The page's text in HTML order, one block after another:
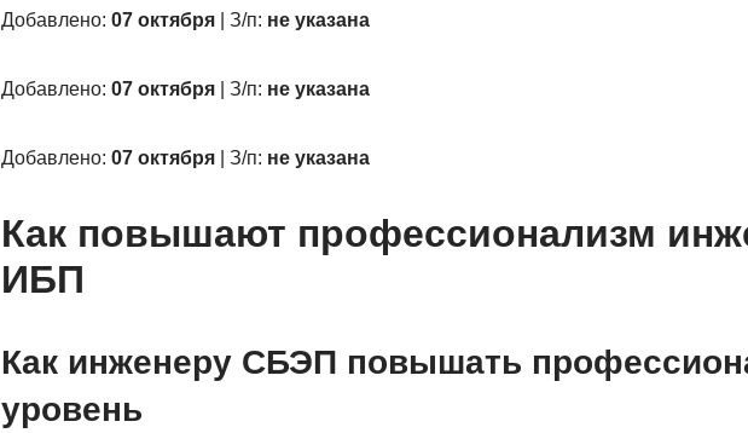
Добавлено: 07 октября| З/п: не указана
Добавлено: 07 октября| З/п: не указана
Добавлено: 07 октября| З/п: не указана
Как повышают профессионализм
ИБП
Как инженеру СБЭП повышать
уровень